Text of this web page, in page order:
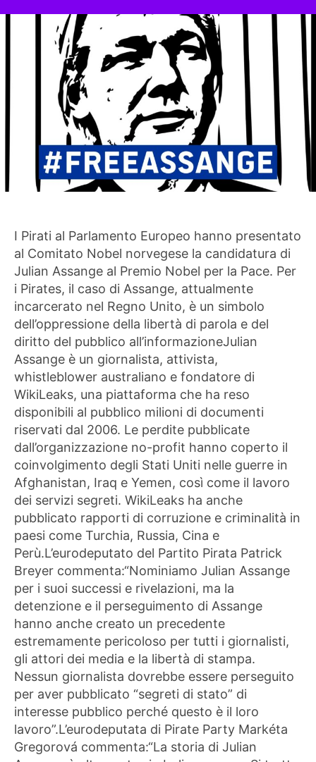
I Pirati al Parlamento Europeo hanno presentato
al Comitato Nobel norvegese la candidatura di
Julian Assange al Premio Nobel per la Pace. Per
i Pirates, il caso di Assange, attualmente
incarcerato nel Regno Unito, è un simbolo
dell’oppressione della libertà di parola e del
diritto del pubblico all’informazioneJulian
Assange è un giornalista, attivista,
whistleblower australiano e fondatore di
WikiLeaks, una piattaforma che ha reso
disponibili al pubblico milioni di documenti
riservati dal 2006. Le perdite pubblicate
dall’organizzazione no-profit hanno coperto il
coinvolgimento degli Stati Uniti nelle guerre in
Afghanistan, Iraq e Yemen, così come il lavoro
dei servizi segreti. WikiLeaks ha anche
pubblicato rapporti di corruzione e criminalità in
paesi come Turchia, Russia, Cina e
Perù.L’eurodeputato del Partito Pirata Patrick
Breyer commenta:“Nominiamo Julian Assange
per i suoi successi e rivelazioni, ma la
detenzione e il perseguimento di Assange
hanno anche creato un precedente
estremamente pericoloso per tutti i giornalisti,
gli attori dei media e la libertà di stampa.
Nessun giornalista dovrebbe essere perseguito
per aver pubblicato “segreti di stato” di
interesse pubblico perché questo è il loro
lavoro”.L’eurodeputata di Pirate Party Markéta
Gregorová commenta:“La storia di Julian